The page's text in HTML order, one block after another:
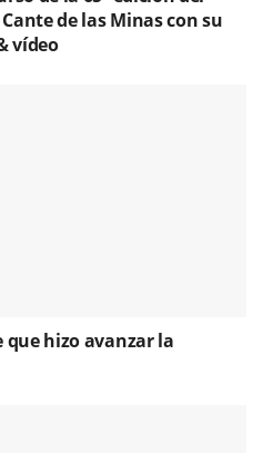
de las Minas con su
vídeo
que hizo avanzar la